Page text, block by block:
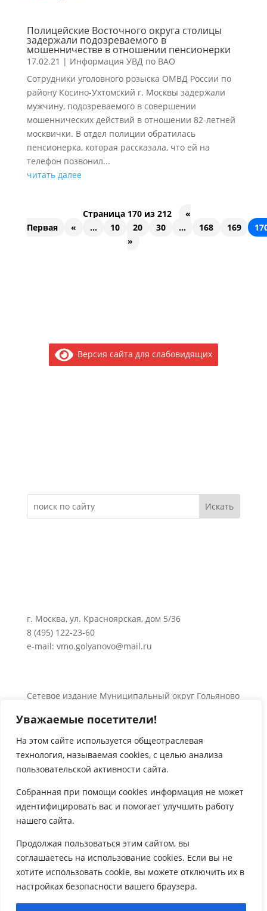
Уважаемые посетители!
На этом сайте используется общеотраслевая
технология, называемая cookies, с целью анализа
пользовательской активности сайта.
Собранная при помощи cookies информация не может
идентифицировать вас и помогает улучшить работу
нашего сайта.
Продолжая пользоваться этим сайтом, вы
соглашаетесь на использование cookies. Если вы не
хотите использовать cookie, вы можете отключить их в
настройках безопасности вашего браузера.
Полицейские Восточного округа столицы
задержали подозреваемого в
мошенничестве в отношении пенсионерки
17.02.21 | Информация УВД по ВАО
Сотрудники уголовного розыска ОМВД России по
району Косино-Ухтомский г. Москвы задержали
мужчину, подозреваемого в совершении
мошеннических действий в отношении 82-летней
москвички. В отдел полиции обратилась
пенсионерка, которая рассказала, что ей на
телефон позвонил...
читать далее
Страница 170 из 212
«
Первая
« ... 10 20 30 ... 168 169
»
Версия сайта для слабовидящих
г. Москва, ул. Красноярская, дом 5/36
8 (495) 122-23-60
e-mail: vmo.golyanovo@mail.ru
Сетевое издание Муниципальный округ Гольяново
Об использовании информации сайта.
© 2024 Все права защищены.

